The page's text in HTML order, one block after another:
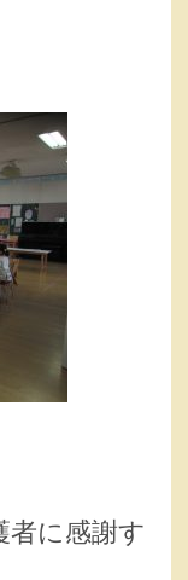
者に感謝す